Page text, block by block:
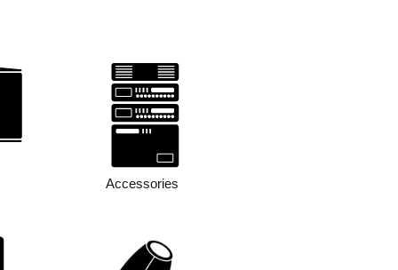
Accessories